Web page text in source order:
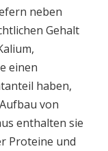
neben
Gehalt
einen
haben,
von
enthalten sie
Proteine und